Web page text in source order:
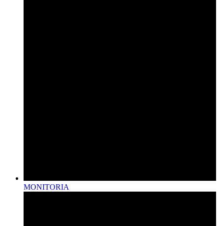
MONITORIA